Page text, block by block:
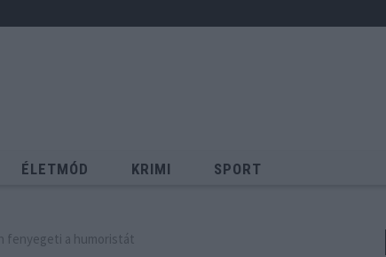
ÉLETMÓD KRIMI SPORT
fenyegeti a humoristát